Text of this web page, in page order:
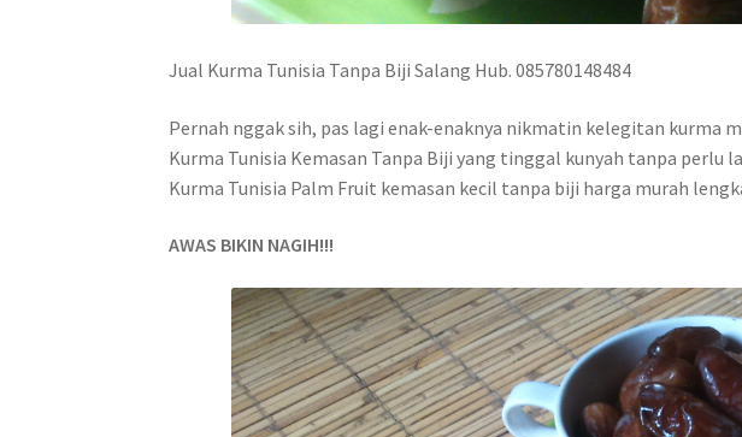
Jual Kurma Tunisia Tanpa Biji Salang Hub. 085780148484
Pernah nggak sih, pas lagi enak-enaknya nikmatin kelegitan kurma
Kurma Tunisia Kemasan Tanpa Biji yang tinggal kunyah tanpa
Kurma Tunisia Palm Fruit kemasan kecil tanpa biji harga murah
AWAS BIKIN NAGIH!!!